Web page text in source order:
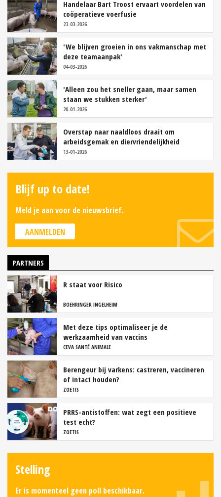
Handelaar Bart Troost ervaart voordelen van
coöperatieve voerfusie
23-03-2026
'We blijven groeien in ons vakmanschap met
deze teamaanpak'
04-03-2026
'Alleen zou het sneller gaan, maar samen
staan we stukken sterker'
20-01-2026
Overstap naar naaldloos draait om
arbeidsgemak en diervriendelijkheid
13-01-2026
Blijf up to date!
Meld je aan voor de nieuwsbrief.
AANMELDEN
PARTNERS
R staat voor Risico
BOEHRINGER INGELHEIM
Met deze tips optimaliseer je de
werkzaamheid van vaccins
CEVA SANTÉ ANIMALE
Berengeur bij varkens: castreren, vaccineren
of intact houden?
ZOETIS
PRRS-antistoffen: wat zegt een positieve
test echt?
ZOETIS
Stelling
Er is momenteel geen poll beschikbaar.